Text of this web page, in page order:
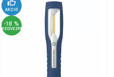
AKCIÓ
-18 %
KEDVEZMÉNY